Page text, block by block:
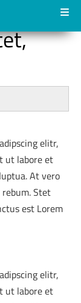
elitr,
ut labore et
At vero
Stet
est Lorem
elitr,
ut labore et